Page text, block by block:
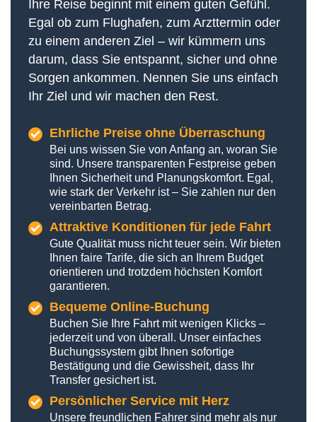
Ihre Reise beginnt mit einem guten Gefühl.
Egal ob zum Flughafen, zum Arzttermin oder
zu einem anderen Ziel – wir kümmern uns
darum, dass Sie entspannt, sicher und ohne
Sorgen ankommen. Nennen Sie uns einfach
Ihr Ziel und wir machen den Rest.
Ehrliche Preise ohne Überraschung
Bei uns wissen Sie von Anfang an, woran Sie
sind. Unsere transparenten Festpreise geben
Ihnen Sicherheit und Planungskom­fort. Egal,
wie stark der Verkehr ist – Sie zahlen nur den
vereinbarten Betrag.
Attraktive Konditionen für jede Fahrt
Gute Qualität muss nicht teuer sein. Wir bieten
Ihnen faire Tarife, die sich an Ihrem Budget
orientieren und trotzdem höchsten Komfort
garantieren.
Bequeme Online-Buchung
Buchen Sie Ihre Fahrt mit wenigen Klicks –
jederzeit und von überall. Unser einfaches
Buchungssystem gibt Ihnen sofortige
Bestätigung und die Gewissheit, dass Ihr
Transfer gesichert ist.
Persönlicher Service mit Herz
Unsere freundlichen Fahrer sind mehr als nur